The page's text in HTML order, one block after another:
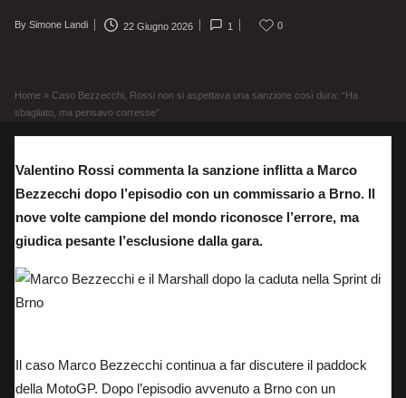
Posted
By Simone Landi 22 Giugno 2026 1 0
Home » Caso Bezzecchi, Rossi non si aspettava una sanzione così dura: “Ha
sbagliato, ma pensavo corresse”
Valentino Rossi commenta la sanzione inflitta a Marco
Bezzecchi dopo l’episodio con un commissario a Brno. Il
nove volte campione del mondo riconosce l’errore, ma
giudica pesante l’esclusione dalla gara.
Il caso Marco Bezzecchi continua a far discutere il paddock
della MotoGP. Dopo l’episodio avvenuto a Brno con un